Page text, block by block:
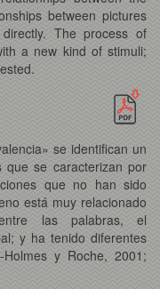
between pictures
The process of
a new kind of stimuli;
se identifican un
que se caracterizan por
que no han sido
está muy relacionado
las palabras, el
y ha tenido diferentes
Holmes y Roche, 2001;